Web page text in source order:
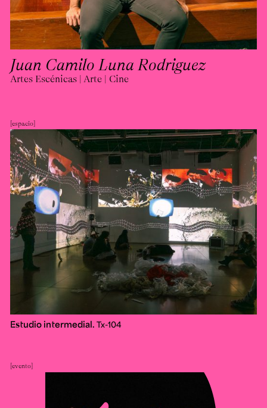
Juan Camilo Luna Rodriguez
Artes Escénicas | Arte | Cine
espacio
Estudio intermedial. Tx-104
evento